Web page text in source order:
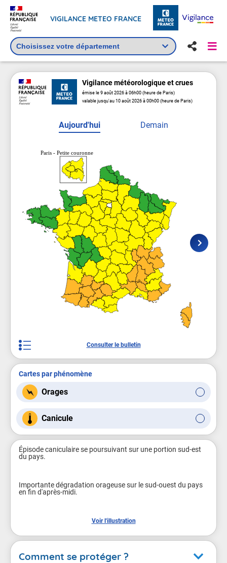
VIGILANCE METEO FRANCE
Vigilancemétéorologique et crues
émise le 9 août 2026 à 06h00 (heure de Paris)
valable jusqu'au 10 août 2026 à 00h00 (heure de Paris)
Aujourd'hui Demain
Paris - Petite couronne
Consulter le bulletin
Cartes par phénomène
Orages
Canicule
Épisode caniculaire se poursuivant sur une portion sud-est
du pays.
Importante dégradation orageuse sur le sud-ouest du pays
en fin d'après-midi.
Voir l'illustration
Comment se protéger ?